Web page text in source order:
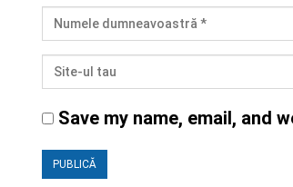
Save my name, email, and